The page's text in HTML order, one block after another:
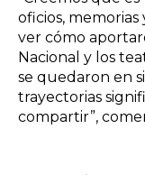
oficios,
ver cómo
Nacional y los
se quedaron en
trayectorias
compartir”,